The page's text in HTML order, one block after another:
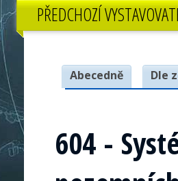
PŘEDCHOZÍ
Abecedně Dle
604 -